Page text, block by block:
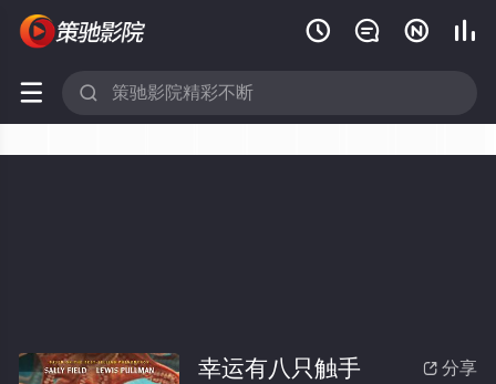
   
 
 分享
幸运有八只触手